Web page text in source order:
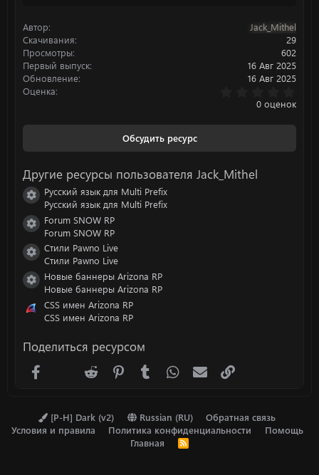
и
:
Автор
Jack_Mithel
Скачивания
29
Просмотры
602
Первый выпуск
16 Авг 2025
Обновление
16 Авг 2025
Оценка
.
0
0 оценок
Обсудить ресурс
Другие ресурсы пользователя Jack_Mithel
Иконка ресурса
Русский язык для Multi Prefix
Русский язык для Multi Prefix
Иконка ресурса
Forum SNOW RP
Forum SNOW RP
Иконка ресурса
Стили Pawno Live
Стили Pawno Live
Иконка ресурса
Новые баннеры Arizona RP
Новые баннеры Arizona RP
CSS имен Arizona RP
CSS имен Arizona RP
Поделиться ресурсом
FacebookX (Twitter)
Reddit PinterestTumblr WhatsAppЭлектронная почта
[P-H] Dark (v2) Russian (RU)
Обратная связь
Условия и правила
Политика конфиденциальности
Помощь
Главная
R